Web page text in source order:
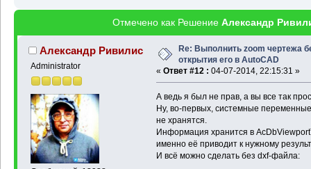
Отмечено как Решение Александр
Александр Ривилис
Administrator
Re: Выполнить zoom чертежа
открытия его в AutoCAD
« Ответ #12 : 04-07-2014, 22:15:31 »
А ведь я был не прав, а вы все так
Ну, во-первых, системные
не хранятся.
Информация хранится в
именно её приводит к нужному
И всё можно сделать без dxf-файла: